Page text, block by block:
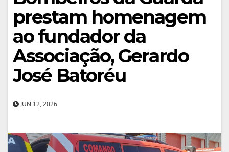
prestam homenagem
ao fundador da
Associação, Gerardo
José Batoréu
JUN 12, 2026